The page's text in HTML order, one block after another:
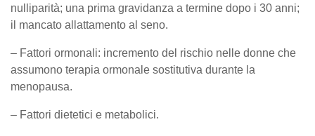
nulliparità; una prima gravidanza a termine dopo i 30 anni;
il mancato allattamento al seno.
– Fattori ormonali: incremento del rischio nelle donne che
assumono terapia ormonale sostitutiva durante la
menopausa.
– Fattori dietetici e metabolici.